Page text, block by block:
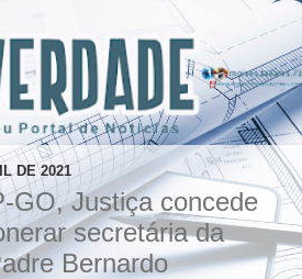
DE 2021
GO, Justiça concede
secretária da
Bernardo